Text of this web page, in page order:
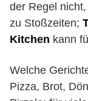
der Regel
zu Stoßzeiten;
Kitchen kann
Welche
Pizza, Brot,